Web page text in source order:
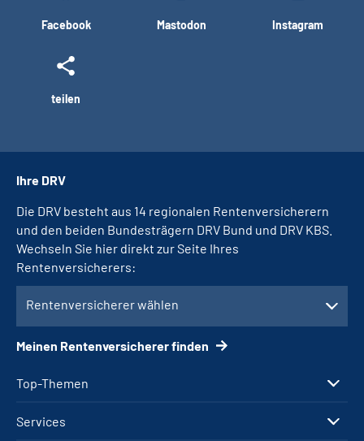
Facebook Mastodon Instagram
teilen
Top-Themen
Services
Ihre DRV
Die DRV besteht aus 14 regionalen Rentenversicherern
und den beiden Bundesträgern DRV Bund und DRV KBS.
Wechseln Sie hier direkt zur Seite Ihres
Rentenversicherers:
Rentenversicherer wählen
Meinen Rentenversicherer finden